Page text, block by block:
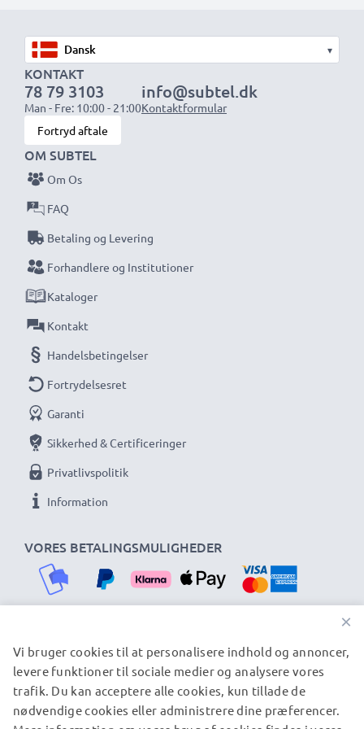
Vælg CELLONIC og gå aldrig på kompromis med
kvaliteten. Bestil nu!
▾
KONTAKT
78 79 3103
Man - Fre: 10:00 - 21:00
info@subtel.dk
Kontaktformular
Fortryd aftale
VORES BETALINGSMULIGHEDER
OM SUBTEL
Om Os
FAQ
Betaling og Levering
Forhandlere og Institutioner
Kataloger
Kontakt
Handelsbetingelser
Fortrydelsesret
Garanti
Sikkerhed & Certificeringer
Privatlivspolitik
Information
VORES FORSENDELSESPARTNERE
© subtel.dk 2026
×
Vi bruger cookies til at personalisere indhold og annoncer,
levere funktioner til sociale medier og analysere vores
trafik. Du kan acceptere alle cookies, kun tillade de
nødvendige cookies eller administrere dine præferencer.